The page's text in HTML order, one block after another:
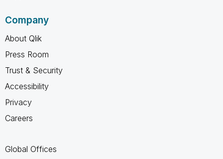
Company
About Qlik
Press Room
Trust & Security
Accessibility
Privacy
Careers
Global Offices